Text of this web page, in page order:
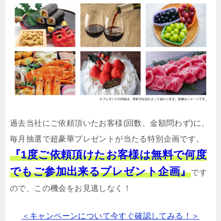
過去当社にご依頼頂いたお客様(回数、金額問わず)に、
毎月抽選で超豪華プレゼントが当たる特別企画です。
『1度ご依頼頂けたお客様は無料で何度
でもご参加出来るプレゼント企画』です
ので、この機会をお見逃しなく！
＜キャンペーンについて今すぐ確認してみる！＞